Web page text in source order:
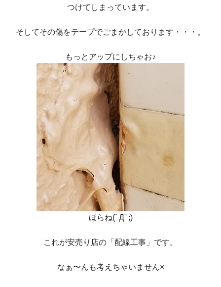
つけてしまっています。
そしてその傷をテープでごまかしております・・・。
もっとアップにしちゃお♪
ほらね(ﾟДﾟ;)
これが安売り店の「配線工事」です。
なぁ〜んも考えちゃいません×